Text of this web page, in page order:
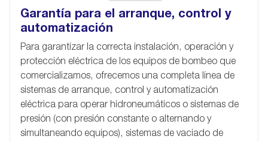
Garantía para el arranque, control y
automatización
Para garantizar la correcta instalación, operación y
protección eléctrica de los equipos de bombeo que
comercializamos, ofrecemos una completa línea de
sistemas de arranque, control y automatización
eléctrica para operar hidroneumáticos o sistemas de
presión (con presión constante o alternando y
simultaneando equipos), sistemas de vaciado de